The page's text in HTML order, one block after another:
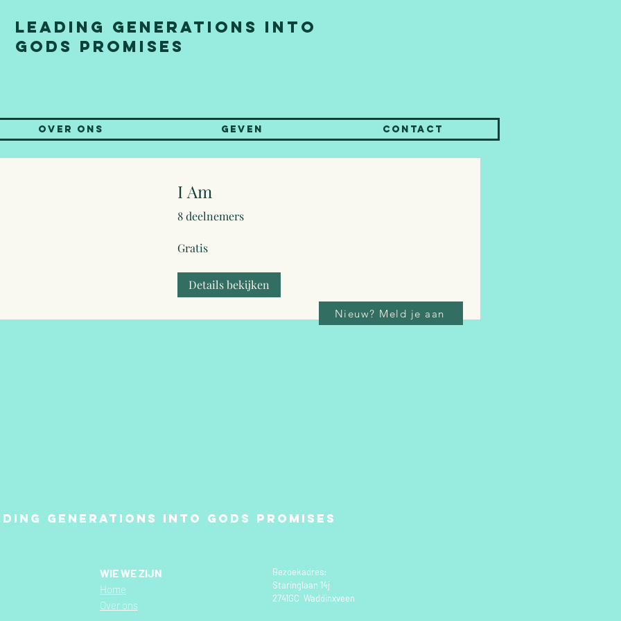
Leading generations into
gods promises
Over ons Geven Contact
I Am
8 deelnemers
Gratis
Details bekijken
Nieuw? Meld je aan
generations into Gods promises
WIE WE ZIJN
Home​
Over ons
Bezoekadres:
Staringlaan 14j
2741GC Waddinxveen